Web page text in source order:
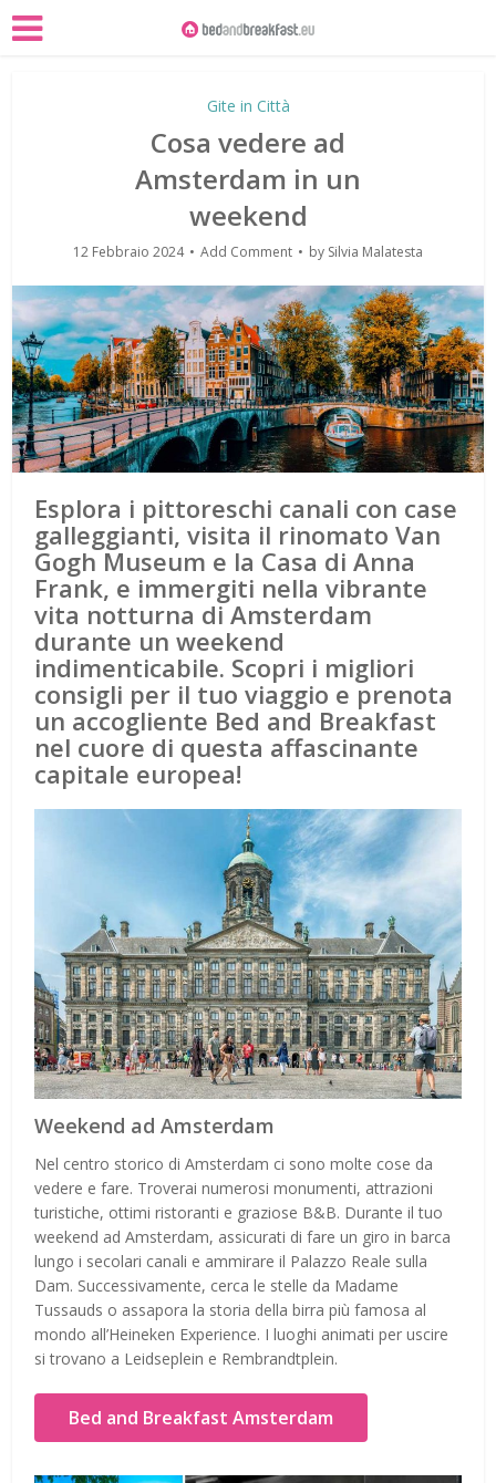
Gite in Città
Cosa vedere ad
Amsterdam in un
weekend
12 Febbraio 2024 Add Comment by Silvia Malatesta
Esplora i pittoreschi canali con case
galleggianti, visita il rinomato Van
Gogh Museum e la Casa di Anna
Frank, e immergiti nella vibrante
vita notturna di Amsterdam
durante un weekend
indimenticabile. Scopri i migliori
consigli per il tuo viaggio e prenota
un accogliente Bed and Breakfast
nel cuore di questa affascinante
capitale europea!
Weekend ad Amsterdam
Nel centro storico di Amsterdam ci sono molte cose da
vedere e fare. Troverai numerosi monumenti, attrazioni
turistiche, ottimi ristoranti e graziose B&B. Durante il tuo
weekend ad Amsterdam, assicurati di fare un giro in barca
lungo i secolari canali e ammirare il Palazzo Reale sulla
Dam. Successivamente, cerca le stelle da Madame
Tussauds o assapora la storia della birra più famosa al
mondo all’Heineken Experience. I luoghi animati per uscire
si trovano a Leidseplein e Rembrandtplein.
Bed and Breakfast Amsterdam